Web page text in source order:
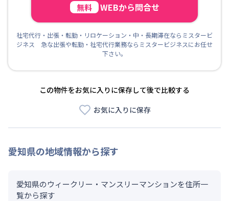
無料 WEBから問合せ
社宅代行・出張・転勤・リロケーション・中・長期滞在ならミスタービ
ジネス 急な出張や転勤・社宅代行業務ならミスタービジネスにお任せ
下さい。
この物件をお気に入りに保存して後で比較する
お気に入りに保存
愛知県の地域情報から探す
愛知県のウィークリー・マンスリーマンションを住所一
覧から探す